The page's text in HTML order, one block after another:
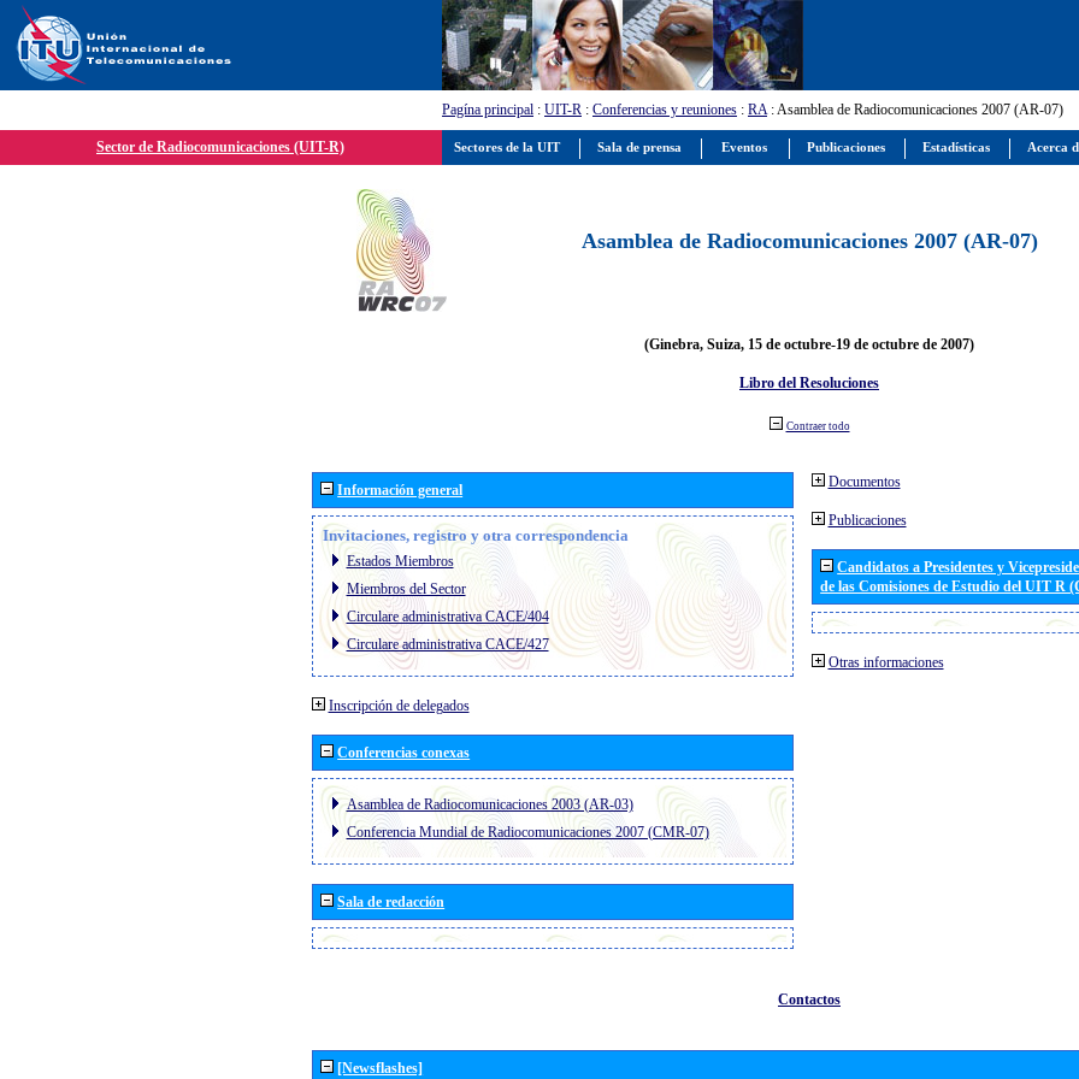
Pagína principal : UIT-R : Conferencias y reuniones : RA: Asamblea de Radiocomunicaciones 2007 (AR-07)
Sector de Radiocomunicaciones (UIT-R)
Asamblea de Radiocomunicaciones 2007 (AR-07)
(Ginebra, Suiza, 15 de octubre-19 de octubre de 2007)
Libro del Resoluciones
Contraer todo
Información general
Invitaciones, registro y otra correspondencia
Estados Miembros
Miembros del Sector
Circulare administrativa CACE/404
Circulare administrativa CACE/427
Inscripción de delegados
Conferencias conexas
Asamblea de Radiocomunicaciones 2003 (AR-03)
Conferencia Mundial de Radiocomunicaciones 2007 (CMR-07)
Sala de redacción
Documentos
Publicaciones
Candidatos a Presidentes y
de las Comisiones de Estudio del UIT R
Otras informaciones
Contactos
[Newsflashes]
Sectores de la UIT Sala de prensa Eventos Publicaciones Estadísticas Acerca